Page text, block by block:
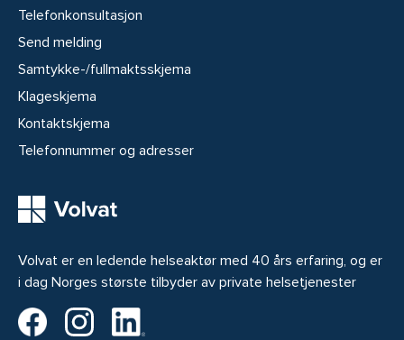
Volvat er en ledende helseaktør med 40 års erfaring, og er
i dag Norges største tilbyder av private helsetjenester
Volvat på Facebook
Volvat på Instagram
Telefonkonsultasjon
Send melding
Samtykke-/fullmaktsskjema
Klageskjema
Kontaktskjema
Telefonnummer og adresser